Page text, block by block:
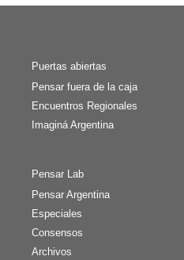
Puertas abiertas
Pensar fuera de la caja
Encuentros Regionales
Imaginá Argentina
Pensar Lab
Pensar Argentina
Especiales
Consensos
Archivos